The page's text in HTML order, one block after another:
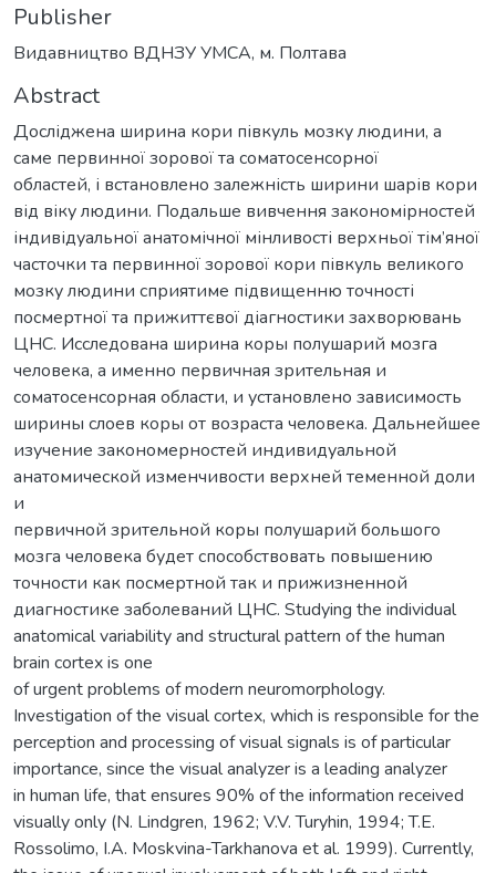
Publisher
Видавництво ВДНЗУ УМСА, м. Полтава
Abstract
Досліджена ширина кори півкуль мозку людини, а
саме первинної зорової та соматосенсорної
областей, і встановлено залежність ширини шарів кори
від віку людини. Подальше вивчення закономірностей
індивідуальної анатомічної мінливості верхньої тім’яної
часточки та первинної зорової кори півкуль великого
мозку людини сприятиме підвищенню точності
посмертної та прижиттєвої діагностики захворювань
ЦНС. Исследована ширина коры полушарий мозга
человека, а именно первичная зрительная и
соматосенсорная области, и установлено зависимость
ширины слоев коры от возраста человека. Дальнейшее
изучение закономерностей индивидуальной
анатомической изменчивости верхней теменной доли
и
первичной зрительной коры полушарий большого
мозга человека будет способствовать повышению
точности как посмертной так и прижизненной
диагностике заболеваний ЦНС. Studying the individual
anatomical variability and structural pattern of the human
brain cortex is one
of urgent problems of modern neuromorphology.
Investigation of the visual cortex, which is responsible for the
perception and processing of visual signals is of particular
importance, since the visual analyzer is a leading analyzer
in human life, that ensures 90% of the information received
visually only (N. Lindgren, 1962; V.V. Turyhin, 1994; T.E.
Rossolimo, I.A. Moskvina-Tarkhanova et al. 1999). Currently,